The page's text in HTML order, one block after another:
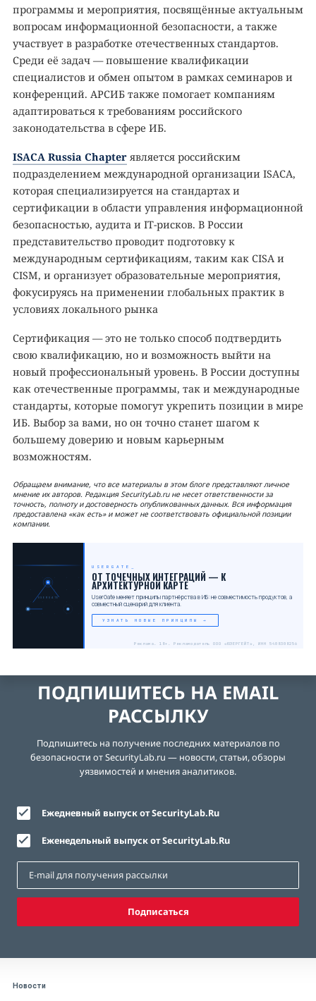
программы и мероприятия, посвящённые актуальным
вопросам информационной безопасности, а также
участвует в разработке отечественных стандартов.
Среди её задач — повышение квалификации
специалистов и обмен опытом в рамках семинаров и
конференций. АРСИБ также помогает компаниям
адаптироваться к требованиям российского
законодательства в сфере ИБ.
ISACA Russia Chapter является российским
подразделением международной организации ISACA,
которая специализируется на стандартах и
сертификации в области управления информационной
безопасностью, аудита и IT-рисков. В России
представительство проводит подготовку к
международным сертификациям, таким как CISA и
CISM, и организует образовательные мероприятия,
фокусируясь на применении глобальных практик в
условиях локального рынка
Сертификация — это не только способ подтвердить
свою квалификацию, но и возможность выйти на
новый профессиональный уровень. В России доступны
как отечественные программы, так и международные
стандарты, которые помогут укрепить позиции в мире
ИБ. Выбор за вами, но он точно станет шагом к
большему доверию и новым карьерным
возможностям.
Обращаем внимание, что все материалы в этом блоге представляют личное
мнение их авторов. Редакция SecurityLab.ru не несет ответственности за
точность, полноту и достоверность опубликованных данных. Вся информация
предоставлена «как есть» и может не соответствовать официальной позиции
компании.
USERGATE
USERGATE
ОТ ТОЧЕЧНЫХ ИНТЕГРАЦИЙ — К
АРХИТЕКТУРНОЙ КАРТЕ
UserGate меняет принципы партнёрства в ИБ: не совместимость продуктов, а
совместный сценарий для клиента.
УЗНАТЬ НОВЫЕ ПРИНЦИПЫ →
Реклама. 18+. Рекламодатель ООО «ЮЗЕРГЕЙТ», ИНН 5408308256
ПОДПИШИТЕСЬ НА EMAIL
РАССЫЛКУ
Подпишитесь на получение последних материалов по
безопасности от SecurityLab.ru — новости, статьи, обзоры
уязвимостей и мнения аналитиков.
Ежедневный выпуск от SecurityLab.Ru
Еженедельный выпуск от SecurityLab.Ru
Подписаться
Новости